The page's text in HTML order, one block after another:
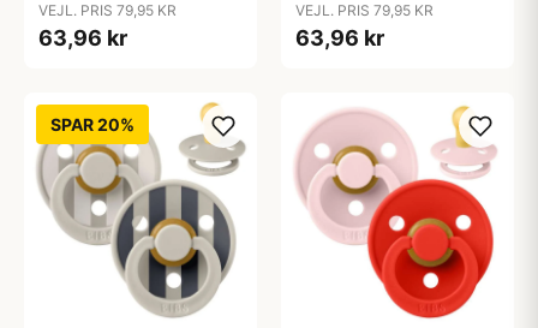
Blue/Peri
VEJL. PRIS 79,95 KR
63,96 kr
Pink/Bubblegum
VEJL. PRIS 79,95 KR
63,96 kr
SPAR 20%